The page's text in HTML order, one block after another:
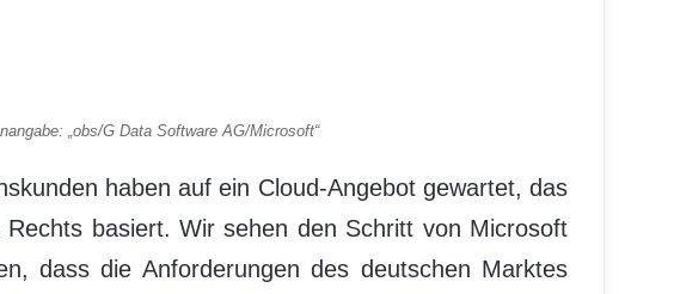
„obs/G Data Software AG/Microsoft“
haben auf ein Cloud-Angebot gewartet, das
Rechts basiert. Wir sehen den Schritt von Microsoft
dass die Anforderungen des deutschen Marktes